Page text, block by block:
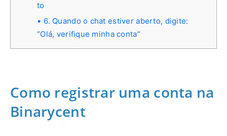
to
6. Quando o chat estiver aberto, digite:
“Olá, verifique minha conta”
Como registrar uma conta na
Binarycent